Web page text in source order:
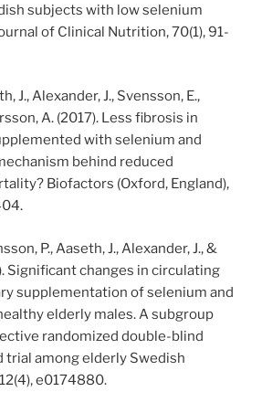
subjects with low selenium
of Clinical Nutrition, 70(1), 91-
J., Alexander, J., Svensson, E.,
A. (2017). Less fibrosis in
with selenium and
behind reduced
Biofactors (Oxford, England),
P., Aaseth, J., Alexander, J., &
Significant changes in circulating
supplementation of selenium and
elderly males. A subgroup
randomized double-blind
among elderly Swedish
e0174880.